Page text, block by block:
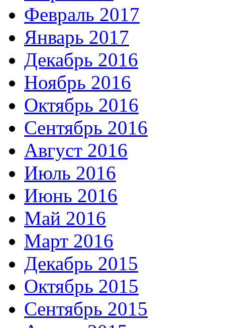
Февраль 2017
Январь 2017
Декабрь 2016
Ноябрь 2016
Октябрь 2016
Сентябрь 2016
Август 2016
Июль 2016
Июнь 2016
Май 2016
Март 2016
Декабрь 2015
Октябрь 2015
Сентябрь 2015